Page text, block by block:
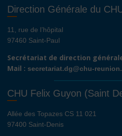
Direction Générale du
11, rue de l’hôpital
97460 Saint-Paul
Secrétariat de direction
Mail : secretariat.dg@chu-
CHU Felix Guyon (Saint
Allée des Topazes CS 11 021
97400 Saint-Denis